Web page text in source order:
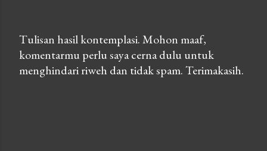
P
o
Tulisan hasil kontemplasi. Mohon maaf,
komentarmu perlu saya cerna dulu untuk
menghindari riweh dan tidak spam. Terimakasih.